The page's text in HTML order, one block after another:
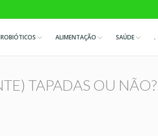
ALIMENTAÇÃO SAÚDE .
TAPADAS OU NÃO?